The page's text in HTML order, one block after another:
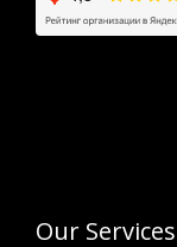
Our Services